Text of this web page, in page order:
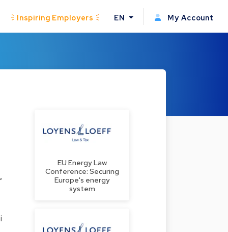
Inspiring Employers EN My Account
EU Energy Law
Conference: Securing
Europe's energy
system